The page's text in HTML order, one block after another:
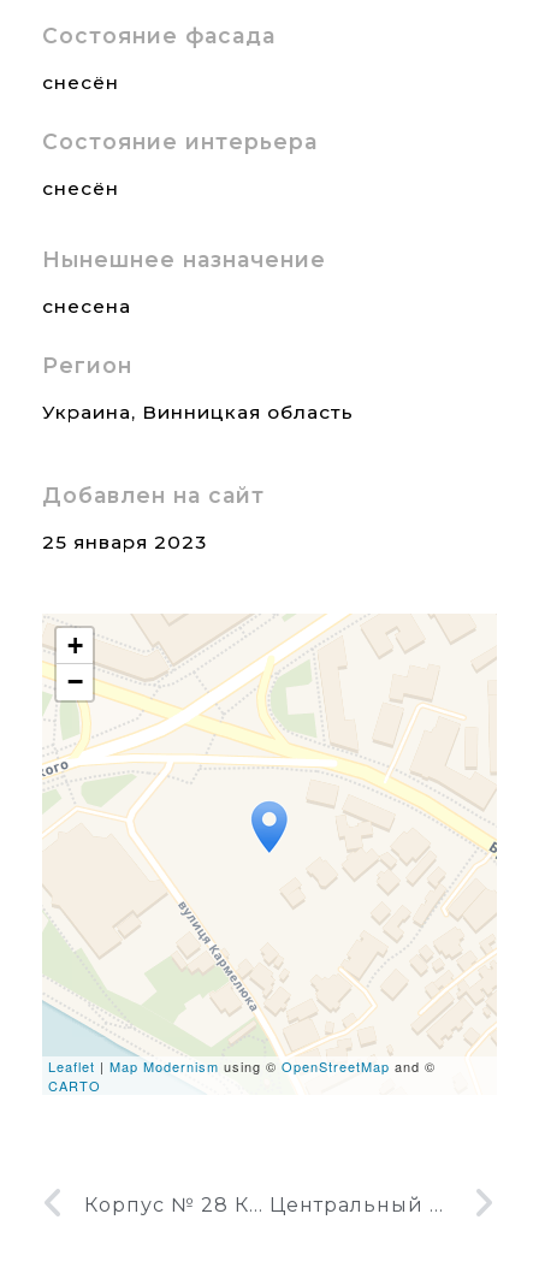
Состояние фасада
снесён
Состояние интерьера
снесён
Нынешнее назначение
снесена
Регион
Украина, Винницкая область
Добавлен на сайт
25 января 2023
Travelers' Map is loading...
If you see this after your
page is loaded completely,
leafletJS files are missing.
+
−
Leaflet | Map Modernism using © OpenStreetMap and ©
CARTO
Корпус № 28 КПИ Центральный автовокзал Винница